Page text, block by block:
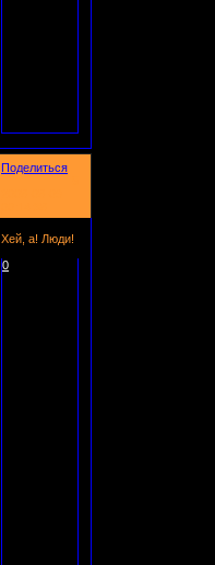
Поделиться
Хей, а! Люди!
0